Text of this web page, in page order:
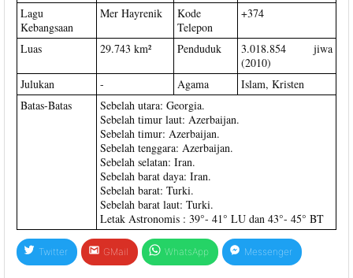
Lagu
Kebangsaan
Mer Hayrenik
Kode
Telepon
+374
Luas 29.743 km² Penduduk
3.018.854 jiwa
(2010)
Julukan
- Agama
Islam, Kristen
Batas-Batas
Sebelah utara: Georgia.
Sebelah timur laut: Azerbaijan.
Sebelah timur: Azerbaijan.
Sebelah tenggara: Azerbaijan.
Sebelah selatan: Iran.
Sebelah barat daya: Iran.
Sebelah barat: Turki.
Sebelah barat laut: Turki.
Letak Astronomis : 39°- 41° LU dan 43°- 45° BT
Twitter GMail WhatsApp Messenger